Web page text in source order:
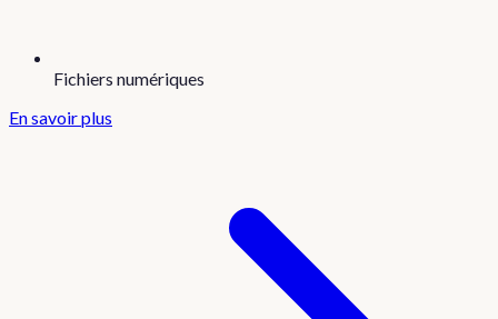
Fichiers numériques
En savoir plus